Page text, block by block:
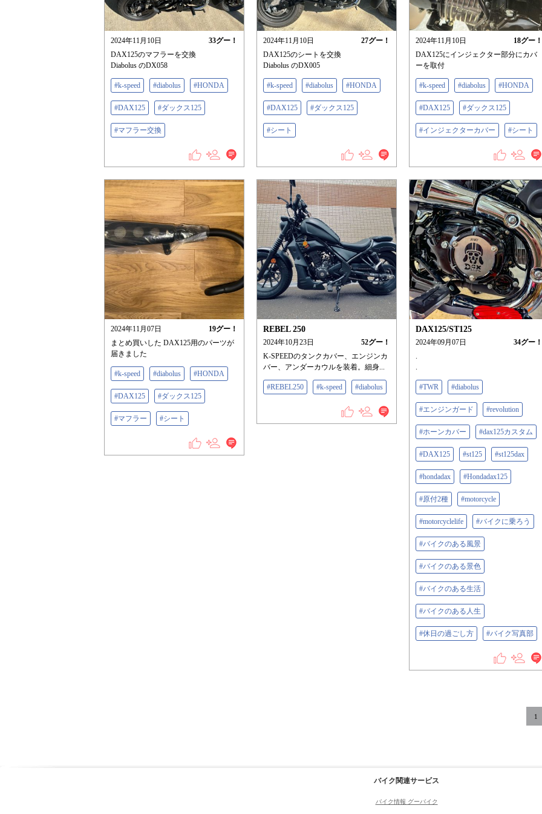
2024年11月10日 33グー！
DAX125のマフラーを交換
Diabolus のDX058
#k-speed #diabolus #HONDA
#DAX125 #ダックス125
#マフラー交換
2024年11月10日 27グー！
DAX125のシートを交換
Diabolus のDX005
#k-speed #diabolus #HONDA
#DAX125 #ダックス125
#シート
2024年11月10日 18グー！
DAX125にインジェクター部分にカバ
ーを取付
#k-speed #diabolus #HONDA
#DAX125 #ダックス125
#インジェクターカバー #シート
2024年11月07日 19グー！
まとめ買いした DAX125用のパーツが
届きました
#k-speed #diabolus #HONDA
#DAX125 #ダックス125
#マフラー #シート
REBEL 250
2024年10月23日 52グー！
K-SPEEDのタンクカバー、エンジンカ
バー、アンダーカウルを装着。細身...
#REBEL250 #k-speed #diabolus
DAX125/ST125
2024年09月07日 34グー！
.
.
#TWR #diabolus
#エンジンガード #revolution
#ホーンカバー #dax125カスタム
#DAX125 #st125 #st125dax
#hondadax #Hondadax125
#原付2種 #motorcycle
#motorcyclelife #バイクに乗ろう
#バイクのある風景
#バイクのある景色
#バイクのある生活
#バイクのある人生
#休日の過ごし方 #バイク写真部
1
バイク関連サービス
バイク情報 グーバイク